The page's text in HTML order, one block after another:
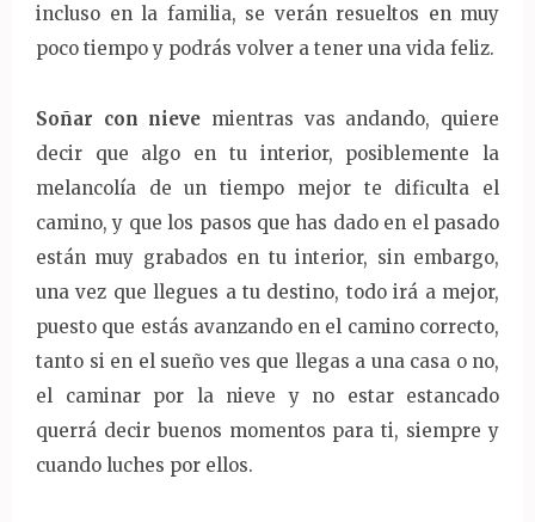
incluso en la familia, se verán resueltos en muy
poco tiempo y podrás volver a tener una vida feliz.
Soñar con nieve mientras vas andando, quiere
decir que algo en tu interior, posiblemente la
melancolía de un tiempo mejor te dificulta el
camino, y que los pasos que has dado en el pasado
están muy grabados en tu interior, sin embargo,
una vez que llegues a tu destino, todo irá a mejor,
puesto que estás avanzando en el camino correcto,
tanto si en el sueño ves que llegas a una casa o no,
el caminar por la nieve y no estar estancado
querrá decir buenos momentos para ti, siempre y
cuando luches por ellos.